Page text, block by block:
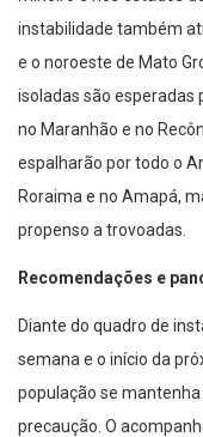
instabilidade também
e o noroeste de Mato
isoladas são esperadas
no Maranhão e no
espalharão por todo o
Roraima e no Amapá,
propenso a trovoadas.
Recomendações e
Diante do quadro de
semana e o início da
população se
precaução. O